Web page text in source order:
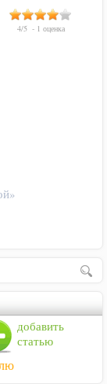
4/5- 1 оценка
добавить
статью